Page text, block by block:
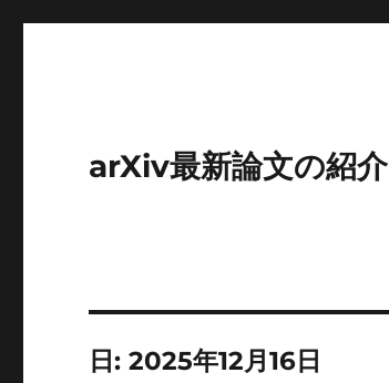
arXiv最新論文の紹介
日:2025年12月16日